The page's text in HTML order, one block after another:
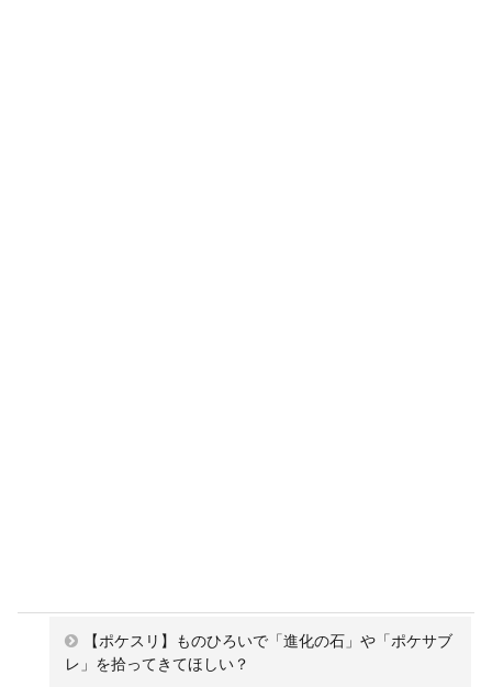
【ポケスリ】ものひろいで「進化の石」や「ポケサブ
レ」を拾ってきてほしい？